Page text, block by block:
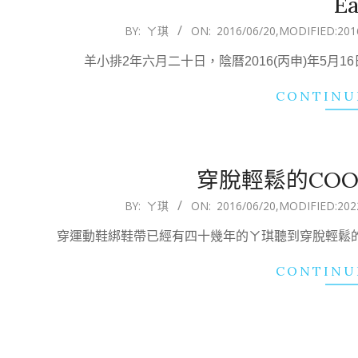
BY: ㄚ琪 ON: 2016/06/20,MODIFIED:
羊小排2年六月二十日，陰曆2016(丙申)年5月
穿脫輕鬆的
BY: ㄚ琪 ON: 2016/06/20,MODIFIED:
穿運動鞋綁鞋帶已經有四十幾年的ㄚ琪聽到穿脫輕